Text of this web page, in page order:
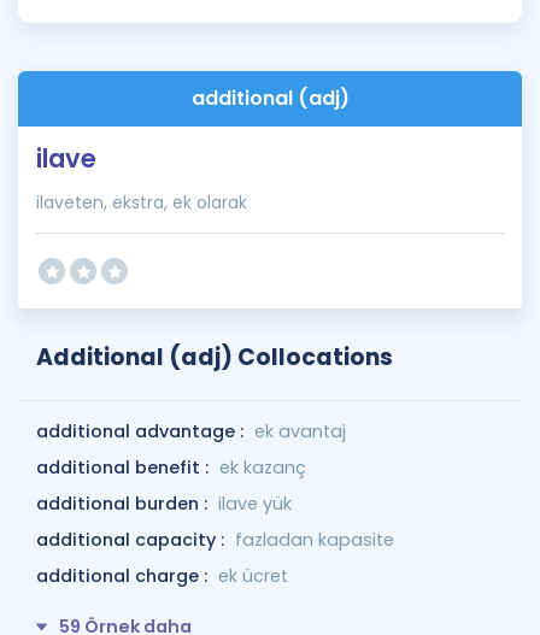
İngilizce Gramer
additional (adj)
ilave
ilaveten, ekstra, ek olarak
Additional (adj) Collocations
additional advantage : ek avantaj
additional benefit : ek kazanç
additional burden : ilave yük
additional capacity : fazladan kapasite
additional charge : ek ücret
59 Örnek daha